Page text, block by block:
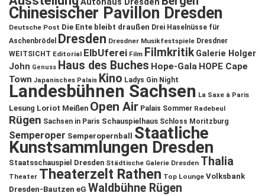
Chinesischer Pavillon Dresden
Deutsche Post Die Ente bleibt draußen Drei Haselnüsse für
Aschenbrödel
Dresden Dresdner Musikfestspiele Dresdner
WEITSICHT Editorial ElbUferei Film Filmkritik Galerie Holger
John Genuss Haus des Buches Hope-Gala HOPE Cape
Town Japanisches Palais Kino Ladys Gin Night
Landesbühnen Sachsen La Saxe à Paris
Lesung Loriot Meißen Open Air Palais Sommer Radebeul
Rügen Sachsen in Paris Schauspielhaus Schloss Moritzburg
Semperoper Semperopernball Staatliche
Kunstsammlungen Dresden
Staatsschauspiel Dresden Städtische Galerie Dresden Thalia
Theater Theaterzelt Rathen Top Lounge Volksbank
Dresden-Bautzen eG Waldbühne Rügen